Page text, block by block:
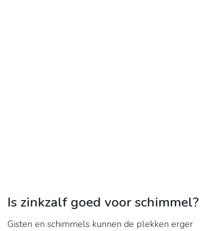
Is zinkzalf goed voor schimmel?
Gisten en schimmels kunnen de plekken erger